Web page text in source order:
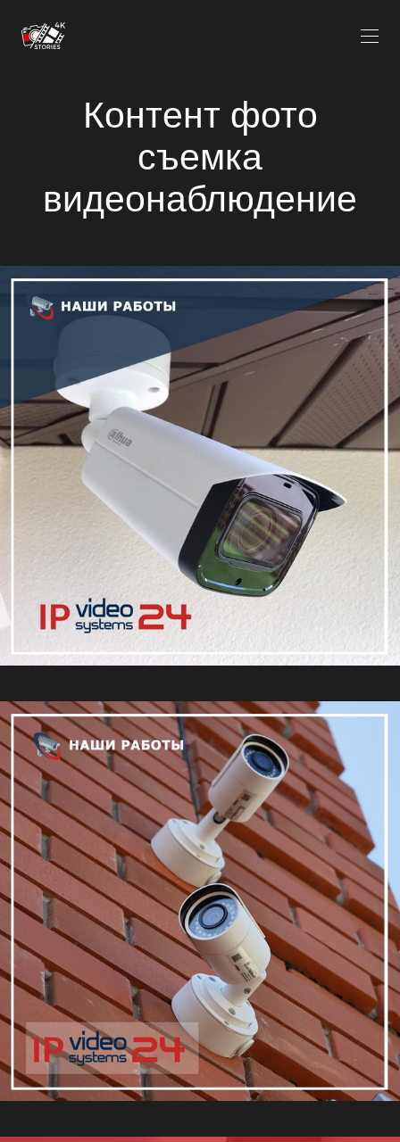
Контент фото
съемка
видеонаблюдение